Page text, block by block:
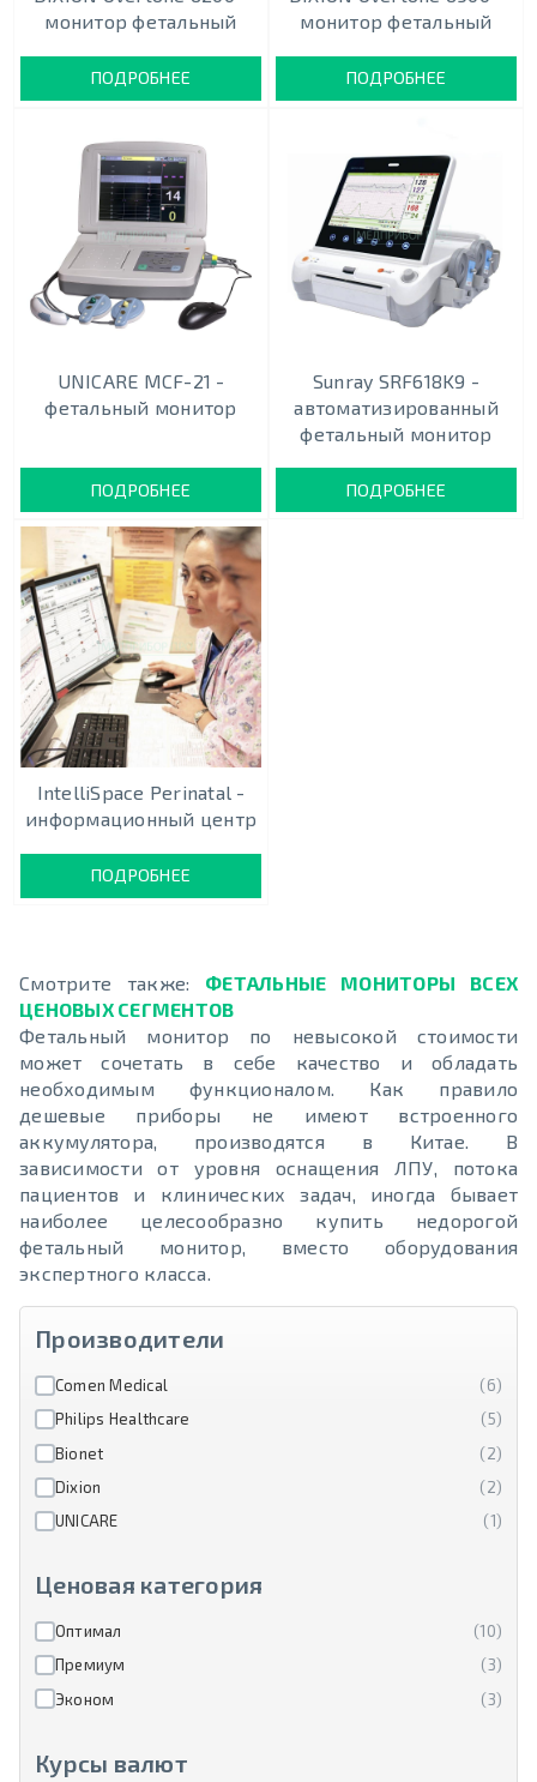
монитор фетальный
ПОДРОБНЕЕ
монитор фетальный
ПОДРОБНЕЕ
UNICARE MCF-21 -
фетальный монитор
ПОДРОБНЕЕ
Sunray SRF618K9 -
автоматизированный
фетальный монитор
ПОДРОБНЕЕ
IntelliSpace Perinatal -
информационный центр
ПОДРОБНЕЕ
Смотрите также: ФЕТАЛЬНЫЕ МОНИТОРЫ ВСЕХ
ЦЕНОВЫХ СЕГМЕНТОВ
Фетальный монитор по невысокой стоимости
может сочетать в себе качество и обладать
необходимым функционалом. Как правило
дешевые приборы не имеют встроенного
аккумулятора, производятся в Китае. В
зависимости от уровня оснащения ЛПУ, потока
пациентов и клинических задач, иногда бывает
наиболее целесообразно купить недорогой
фетальный монитор, вместо оборудования
экспертного класса.
Производители
Comen Medical
(6)
Philips Healthcare
(5)
Bionet
(2)
Dixion
(2)
UNICARE
(1)
Ценовая категория
Оптимал
(10)
Премиум
(3)
Эконом
(3)
Курсы валют